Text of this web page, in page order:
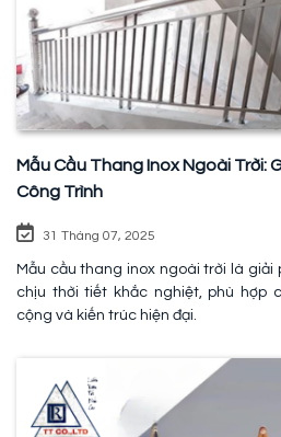
Mẫu Cầu Thang Inox Ngoài Trời:
Công Trình
31 Tháng 07, 2025
Mẫu cầu thang inox ngoài trời là giải
chịu thời tiết khắc nghiệt, phù hợp
cộng và kiến trúc hiện đại.